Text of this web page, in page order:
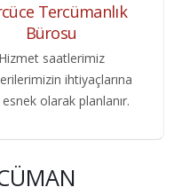
Tercümanlık
Bürosu
Hizmet saatlerimiz
ihtiyaçlarına
olarak planlanır.